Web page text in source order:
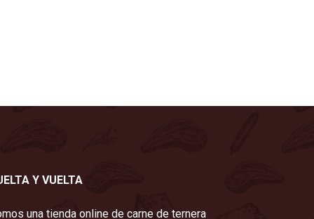
Y VUELTA
una tienda online de carne de ternera